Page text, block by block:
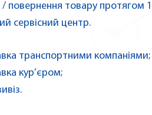
/ повернення товару протягом
сервісний центр.
транспортними компаніями;
кур’єром;